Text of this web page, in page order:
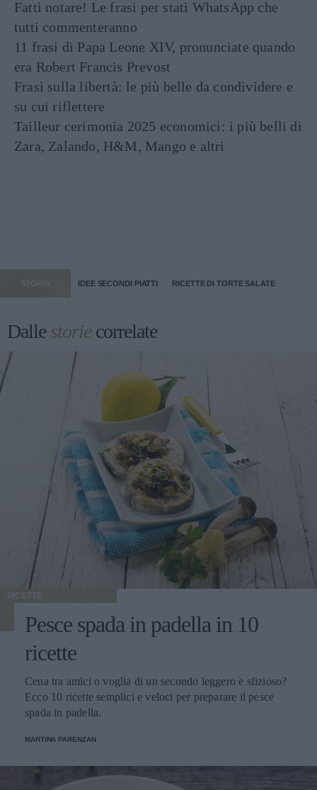
Fatti notare! Le frasi per stati WhatsApp che
tutti commenteranno
11 frasi di Papa Leone XIV, pronunciate quando
era Robert Francis Prevost
Frasi sulla libertà: le più belle da condividere e
su cui riflettere
Tailleur cerimonia 2025 economici: i più belli di
Zara, Zalando, H&M, Mango e altri
STORIA IDEE SECONDI PIATTI RICETTE DI TORTE SALATE
Dallestoriecorrelate
RICETTE
Pesce spada in padella in 10
ricette
Cena tra amici o voglia di un secondo leggero e sfizioso?
Ecco 10 ricette semplici e veloci per preparare il pesce
spada in padella.
MARTINA PARENZAN